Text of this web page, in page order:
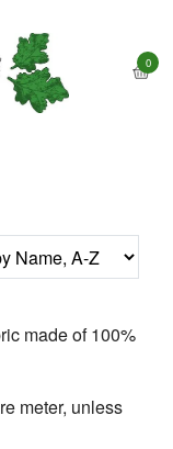
0
made of 100%
meter, unless